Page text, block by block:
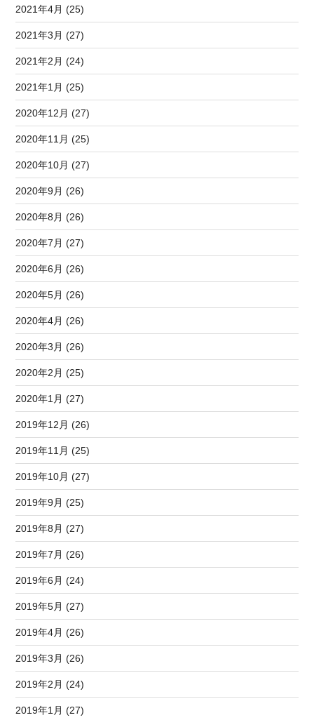
2021年4月 (25)
2021年3月 (27)
2021年2月 (24)
2021年1月 (25)
2020年12月 (27)
2020年11月 (25)
2020年10月 (27)
2020年9月 (26)
2020年8月 (26)
2020年7月 (27)
2020年6月 (26)
2020年5月 (26)
2020年4月 (26)
2020年3月 (26)
2020年2月 (25)
2020年1月 (27)
2019年12月 (26)
2019年11月 (25)
2019年10月 (27)
2019年9月 (25)
2019年8月 (27)
2019年7月 (26)
2019年6月 (24)
2019年5月 (27)
2019年4月 (26)
2019年3月 (26)
2019年2月 (24)
2019年1月 (27)